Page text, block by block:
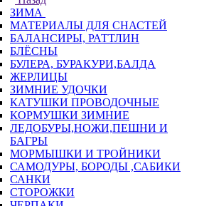
ЗИМА
МАТЕРИАЛЫ ДЛЯ СНАСТЕЙ
БАЛАНСИРЫ, РАТТЛИН
БЛЁСНЫ
БУЛЕРА, БУРАКУРИ,БАЛДА
ЖЕРЛИЦЫ
ЗИМНИЕ УДОЧКИ
КАТУШКИ ПРОВОДОЧНЫЕ
КОРМУШКИ ЗИМНИЕ
ЛЕДОБУРЫ,НОЖИ,ПЕШНИ И
БАГРЫ
МОРМЫШКИ И ТРОЙНИКИ
САМОДУРЫ, БОРОДЫ ,САБИКИ
САНКИ
СТОРОЖКИ